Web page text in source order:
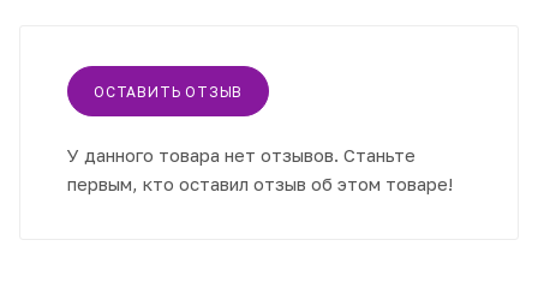
ОСТАВИТЬ ОТЗЫВ
У данного товара нет отзывов. Станьте
первым, кто оставил отзыв об этом товаре!